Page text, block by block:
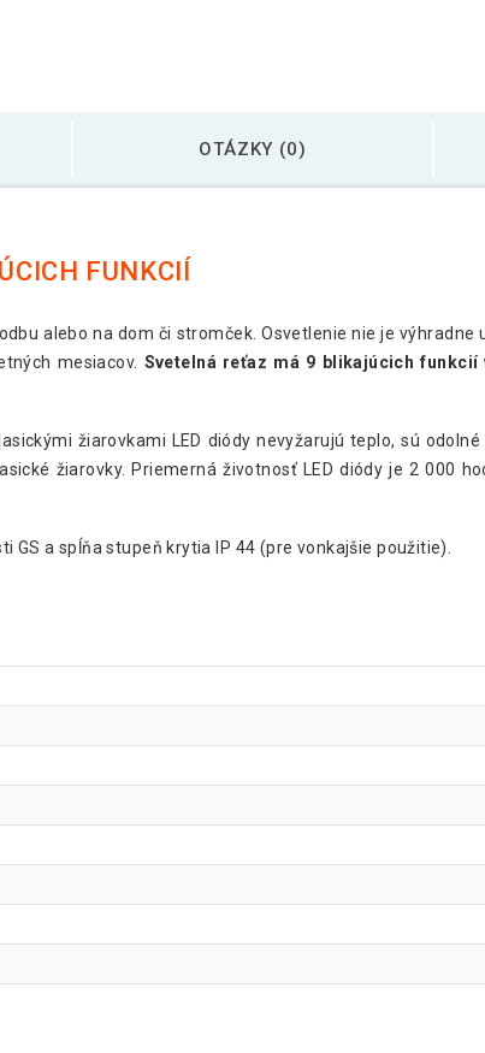
OTÁZKY (0)
FUNKCIÍ
alebo na dom či stromček. Osvetlenie nie je výhradne
mesiacov. Svetelná reťaz má 9 blikajúcich funkcií
žiarovkami LED diódy nevyžarujú teplo, sú
žiarovky. Priemerná životnosť LED diódy je 2 000
a spĺňa stupeň krytia IP 44 (pre vonkajšie použitie).